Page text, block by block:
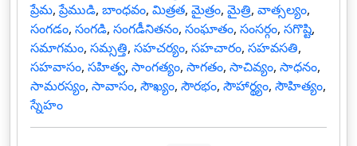
ప్రేమ,ప్రేముడి, బాంధవం, మిత్రత, మైత్రం, మైత్రి, వాత్సల్యం,
సంగడం, సంగడి, సంగడీనితనం, సంఘాతం, సంసర్గం, సగొష్టి,
సమాగమం, సమ్సత్తి, సహచర్యం, సహచారం, సహవసతి,
సహవాసం, సహిత్వ, సాంగత్యం, సాగతం, సాచివ్యం, సాధనం,
సామరస్యం, సావాసం, సౌఖ్యం, సౌరభం, సౌహార్థ్యం, సౌహిత్యం,
స్నేహం